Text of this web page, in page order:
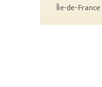
Île-de-France